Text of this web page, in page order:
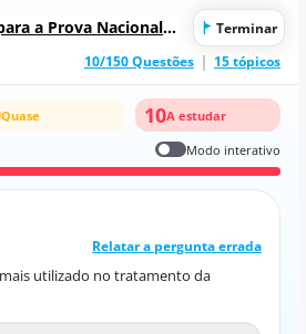
a Prova Nacional d
de Médico Cardiologia
Terminar
10/150 Questões 15 tópicos
Quase 10A estudar
Modo interativo
Relatar a pergunta errada
utilizado no tratamento da
1
/
10
mais utilizado no tratamento da